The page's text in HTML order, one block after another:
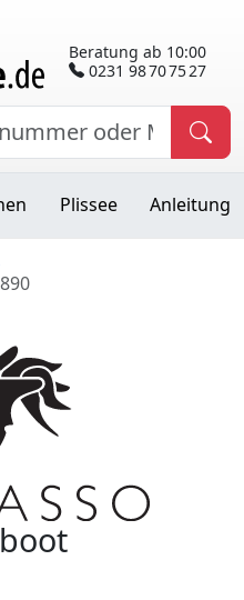
Beratung ab 10:00
0231 98 70 75 27
Plissee Anleitung